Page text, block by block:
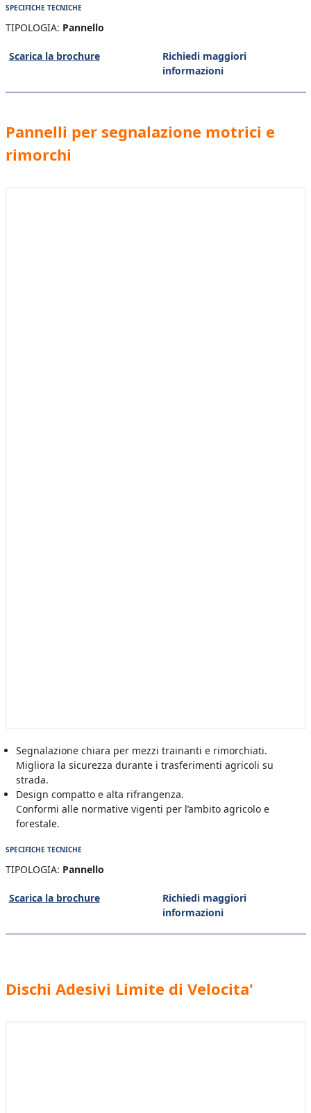
SPECIFICHE TECNICHE
TIPOLOGIA: Pannello
Scarica la brochure
Richiedi maggiori
informazioni
Pannelli per segnalazione motrici e
rimorchi
Segnalazione chiara per mezzi trainanti e rimorchiati.
Migliora la sicurezza durante i trasferimenti agricoli su
strada.
Design compatto e alta rifrangenza.
Conformi alle normative vigenti per l’ambito agricolo e
forestale.
SPECIFICHE TECNICHE
TIPOLOGIA: Pannello
Scarica la brochure
Richiedi maggiori
informazioni
Dischi Adesivi Limite di Velocita'